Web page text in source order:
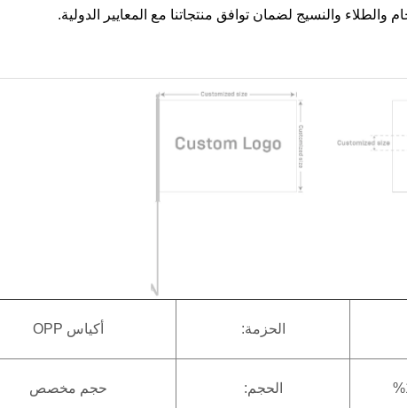
والطلاء والنسيج لضمان توافق منتجاتنا مع المعايير الدولية.
الحزمة: أكياس OPP
الحجم: حجم مخصص